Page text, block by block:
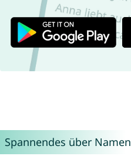
Spannendes über